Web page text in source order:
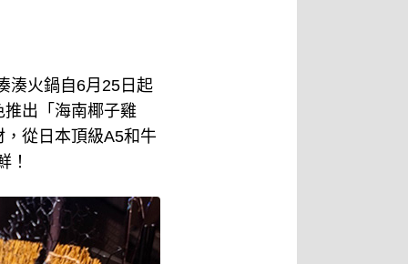
湊火鍋自6月25日起
出「海南椰子雞
從日本頂級A5和牛
！